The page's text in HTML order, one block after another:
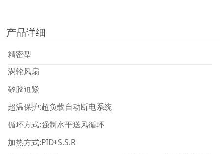
产品详细
精密型
涡轮风扇
矽胶迫紧
超温保护:超负载自动断电系统
循环方式:强制水平送风循环
加热方式:PID+S.S.R